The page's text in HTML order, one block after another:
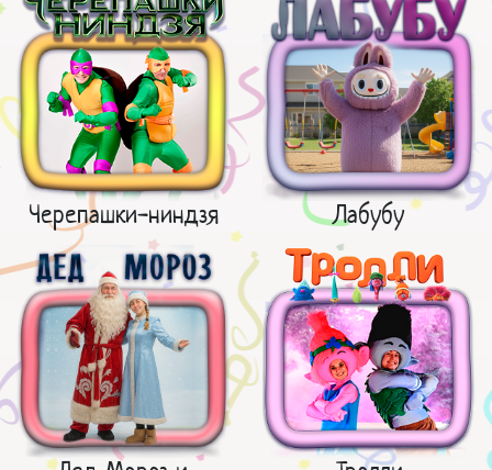
Черепашки-ниндзя Лабубу